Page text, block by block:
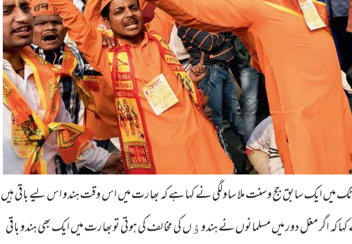
کرناٹک میں ایک سابق جج وسنت ملا ساولگی نے کہا ہے کہ بھارت میں اس وقت ہندو اس لیے باقی ہیں
کہ اگر مغل دور میں مسلمانوں نے ہندوﺅں کی مخالف کی ہوتی تو بھارت میں ایک بھی ہندو باقی